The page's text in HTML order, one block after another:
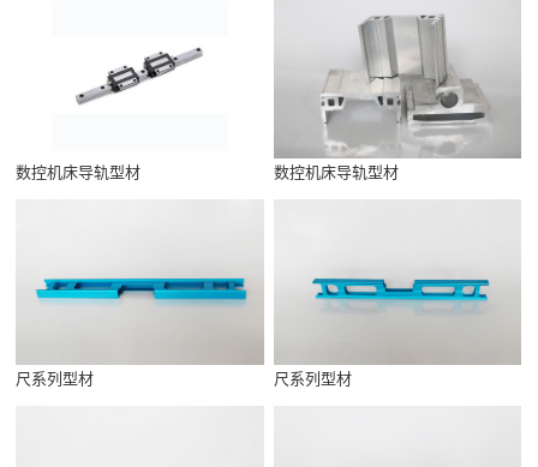
数控机床导轨型材 数控机床导轨型材
尺系列型材 尺系列型材